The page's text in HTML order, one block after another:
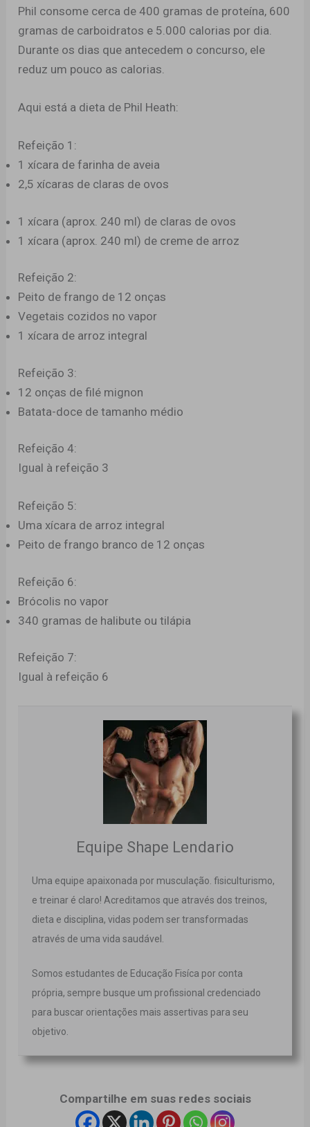
Phil consome cerca de 400 gramas de proteína, 600
gramas de carboidratos e 5.000 calorias por dia.
Durante os dias que antecedem o concurso, ele
reduz um pouco as calorias.
Aqui está a dieta de Phil Heath:
Refeição 1:
1 xícara de farinha de aveia
2,5 xícaras de claras de ovos
1 xícara (aprox. 240 ml) de claras de ovos
1 xícara (aprox. 240 ml) de creme de arroz
Refeição 2:
Peito de frango de 12 onças
Vegetais cozidos no vapor
1 xícara de arroz integral
Refeição 3:
12 onças de filé mignon
Batata-doce de tamanho médio
Refeição 4:
Igual à refeição 3
Refeição 5:
Uma xícara de arroz integral
Peito de frango branco de 12 onças
Refeição 6:
Brócolis no vapor
340 gramas de halibute ou tilápia
Refeição 7:
Igual à refeição 6
Equipe Shape Lendario
Uma equipe apaixonada por musculação. fisiculturismo,
e treinar é claro! Acreditamos que através dos treinos,
dieta e disciplina, vidas podem ser transformadas
através de uma vida saudável.
Somos estudantes de Educação Fisíca por conta
própria, sempre busque um profissional credenciado
para buscar orientações mais assertivas para seu
objetivo.
Compartilhe em suas redes sociais